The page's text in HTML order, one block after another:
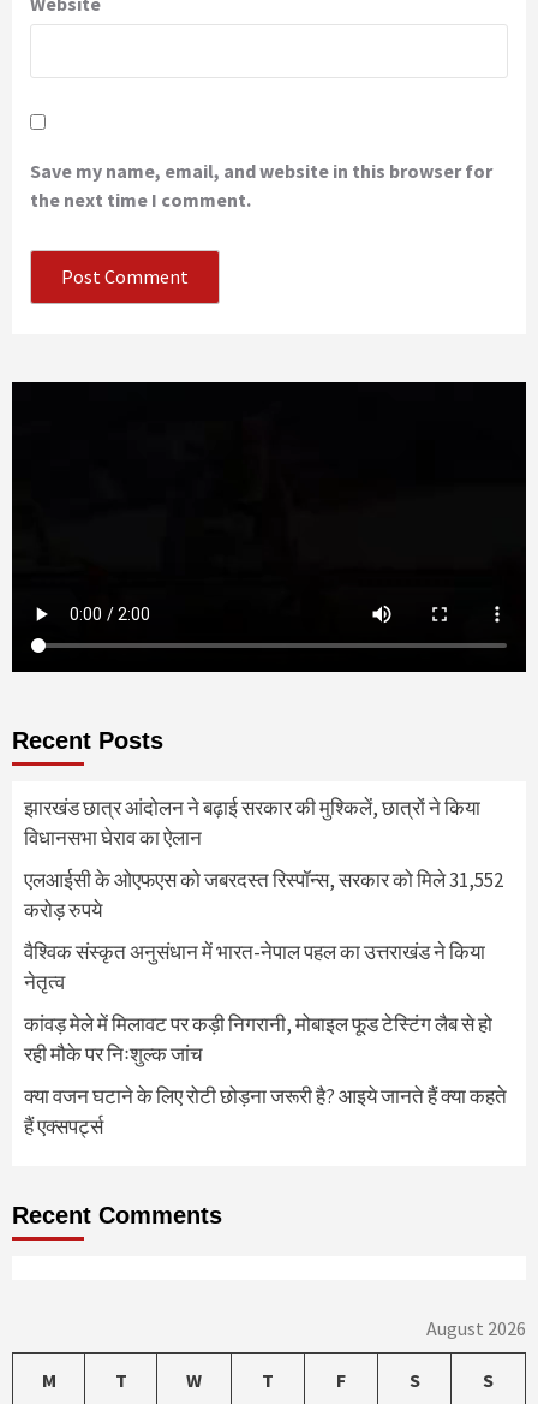
Save my name, email, and website in this browser for
the next time I comment.
Recent Posts
झारखंड छात्र आंदोलन ने बढ़ाई सरकार की मुश्किलें, छात्रों ने किया
विधानसभा घेराव का ऐलान
एलआईसी के ओएफएस को जबरदस्त रिस्पॉन्स, सरकार को मिले 31,552
करोड़ रुपये
वैश्विक संस्कृत अनुसंधान में भारत-नेपाल पहल का उत्तराखंड ने किया
नेतृत्व
कांवड़ मेले में मिलावट पर कड़ी निगरानी, मोबाइल फूड टेस्टिंग लैब से हो
रही मौके पर निःशुल्क जांच
क्या वजन घटाने के लिए रोटी छोड़ना जरूरी है? आइये जानते हैं क्या कहते
हैं एक्सपर्ट्स
Recent Comments
August 2026
M T W T F S S